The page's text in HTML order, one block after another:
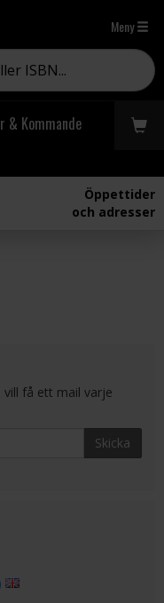
Meny
& Kommande
Öppettider
och adresser
vill få ett mail varje
Skicka